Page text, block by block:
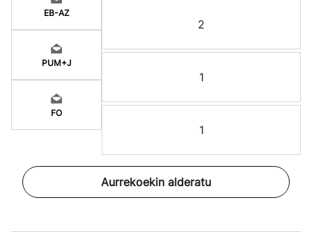
EB-AZ
PUM+J
FO
2
1
1
Aurrekoekin alderatu